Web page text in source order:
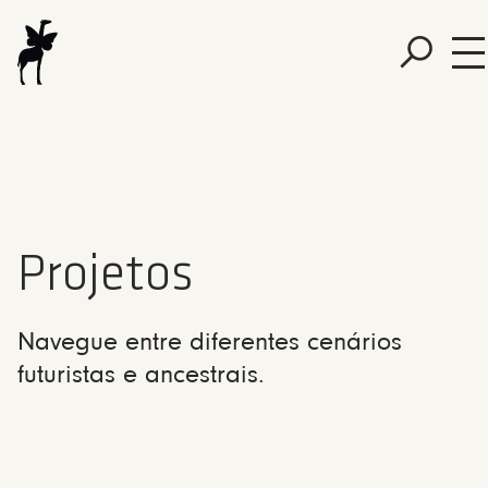
Projetos
Navegue entre diferentes cenários
futuristas e ancestrais.